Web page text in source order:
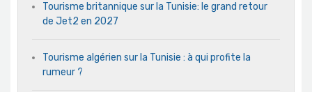
Tourisme britannique sur la Tunisie: le grand retour
de Jet2 en 2027
Tourisme algérien sur la Tunisie : à qui profite la
rumeur ?